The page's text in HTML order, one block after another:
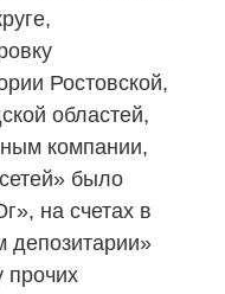
Ростовской,
областей,
компании,
было
на счетах в
депозитарии»
прочих